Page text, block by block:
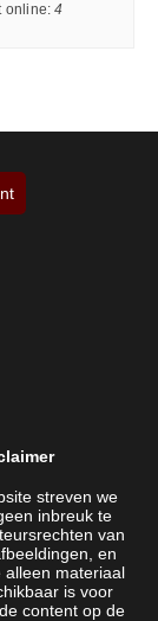
online:4
streven we
inbreuk te
van
en
alleen materiaal
is voor
content op de